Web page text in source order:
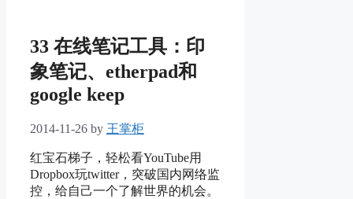
33 在线笔记工具：印
象笔记、etherpad和
google keep
2014-11-26 by 王掌柜
红宝石梯子，轻松看YouTube用
Dropbox玩twitter，突破国内网络监
控，给自己一个了解世界的机会。